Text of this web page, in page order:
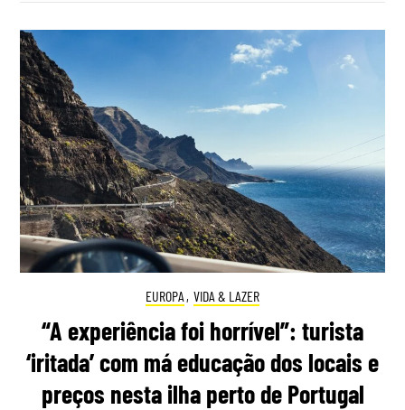
EUROPA , VIDA & LAZER
“A experiência foi horrível”: turista
‘iritada’ com má educação dos locais e
preços nesta ilha perto de Portugal